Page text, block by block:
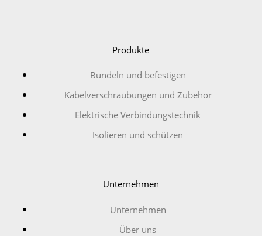
Produkte
Bündeln und befestigen
Kabelverschraubungen und Zubehör
Elektrische Verbindungstechnik
Isolieren und schützen
Unternehmen
Unternehmen
Über uns